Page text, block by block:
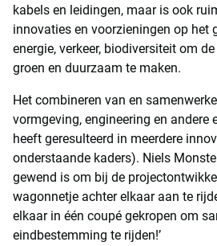
kabels en leidingen, maar is ook
innovaties en voorzieningen op het
energie, verkeer, biodiversiteit om
groen en duurzaam te maken.
Het combineren van en
vormgeving, engineering en andere
heeft geresulteerd in meerdere
onderstaande kaders). Niels
gewend is om bij de
wagonnetje achter elkaar aan te
elkaar in één coupé gekropen om
eindbestemming te rijden!’